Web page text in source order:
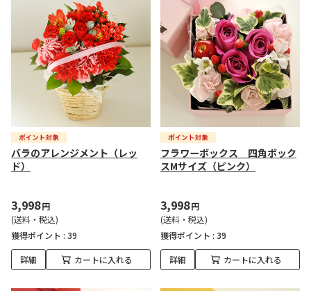
バラのアレンジメント（レッ
ド）
3,998円
(送料・税込)
獲得ポイント : 39
詳細 カートに入れる
フラワーボックス 四角ボック
スMサイズ（ピンク）
3,998円
(送料・税込)
獲得ポイント : 39
詳細 カートに入れる